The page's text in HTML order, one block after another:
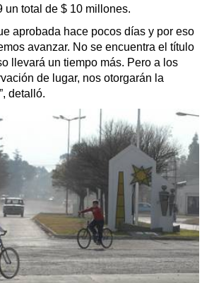
un total de $ 10 millones.
aprobada hace pocos días y por eso
avanzar. No se encuentra el título
llevará un tiempo más. Pero a los
de lugar, nos otorgarán la
detalló.